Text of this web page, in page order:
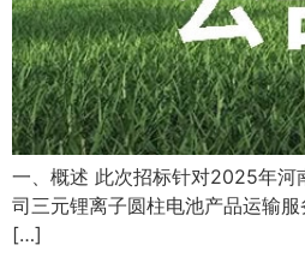
一、概述 此次招标针对2025年河
司三元锂离子圆柱电池产品运输
[…]